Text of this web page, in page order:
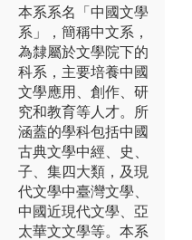
本系系名「中國文學
系」，簡稱中文系，
為隸屬於文學院下的
科系，主要培養中國
文學應用、創作、研
究和教育等人才。所
涵蓋的學科包括中國
古典文學中經、史、
子、集四大類，及現
代文學中臺灣文學、
中國近現代文學、亞
太華文文學等。本系